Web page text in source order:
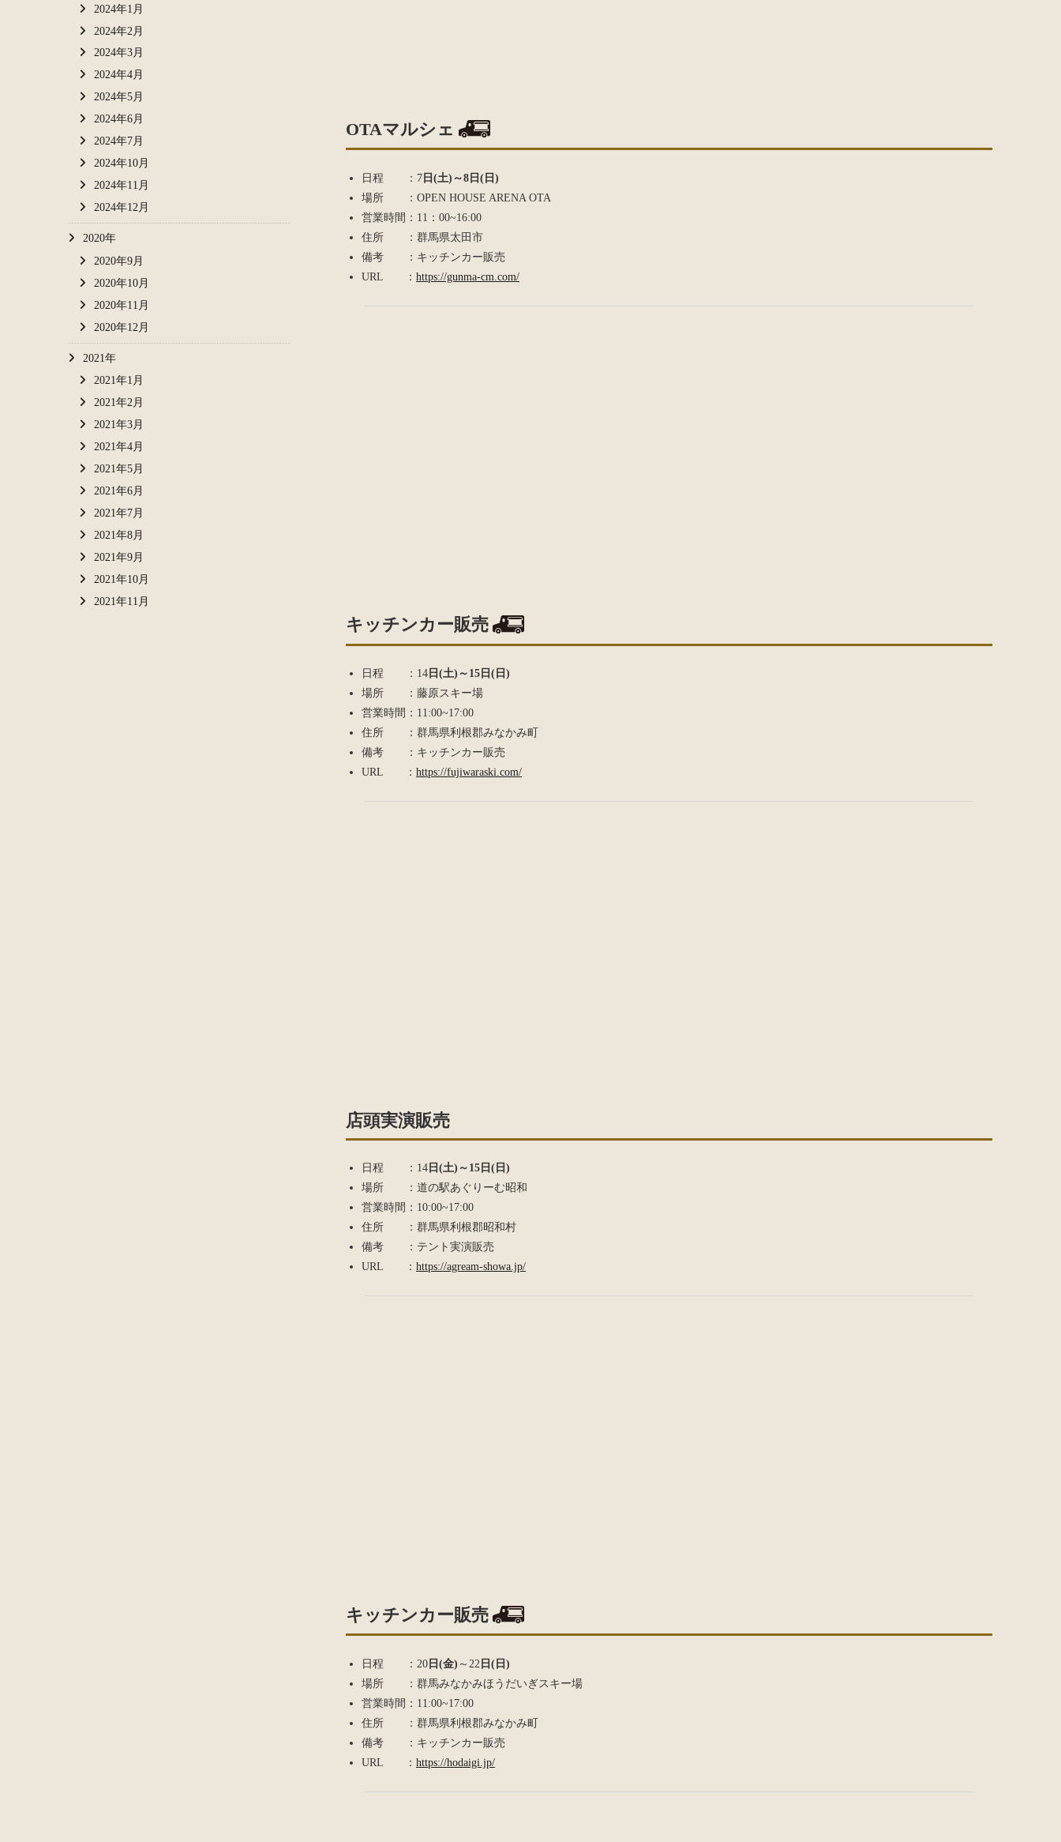
OTAマルシェ
日程 ：7日(土)～8日(日)
場所 ：OPEN HOUSE ARENA OTA
営業時間：11：00~16:00
住所 ：群馬県太田市
備考 ：キッチンカー販売
URL ： https://gunma-cm.com/
キッチンカー販売
日程 ：14日(土)～15日(日)
場所 ：藤原スキー場
営業時間：11:00~17:00
住所 ：群馬県利根郡みなかみ町
備考 ：キッチンカー販売
URL ： https://fujiwaraski.com/
店頭実演販売
日程 ：14日(土)～15日(日)
場所 ：道の駅あぐりーむ昭和
営業時間：10:00~17:00
住所 ：群馬県利根郡昭和村
備考 ：テント実演販売
URL ： https://agream-showa.jp/
キッチンカー販売
日程 ：20日(金) ～22 日(日)
場所 ：群馬みなかみほうだいぎスキー場
営業時間：11:00~17:00
住所 ：群馬県利根郡みなかみ町
備考 ：キッチンカー販売
URL ： https://hodaigi.jp/
2024年1月
2024年2月
2024年3月
2024年4月
2024年5月
2024年6月
2024年7月
2024年10月
2024年11月
2024年12月
2020年
2020年9月
2020年10月
2020年11月
2020年12月
2021年
2021年1月
2021年2月
2021年3月
2021年4月
2021年5月
2021年6月
2021年7月
2021年8月
2021年9月
2021年10月
2021年11月